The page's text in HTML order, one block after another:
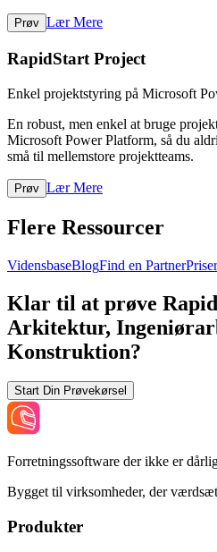
Prøv Lær Mere
RapidStart Project
Enkel projektstyring på Microsoft
En robust, men enkel at bruge
Microsoft Power Platform, så du
små til mellemstore projektteams.
Prøv Lær Mere
Flere Ressourcer
VidensbaseBlogFind en PartnerPriser
Klar til at prøve
Arkitektur,
Konstruktion?
Start Din Prøvekørsel
Forretningssoftware der ikke er
Bygget til virksomheder, der
Produkter